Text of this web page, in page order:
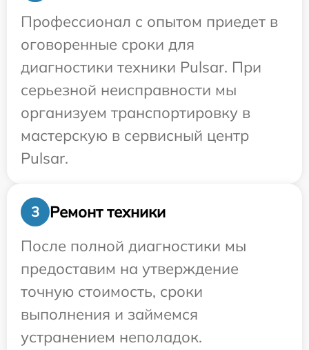
Профессионал с опытом приедет в
оговоренные сроки для
диагностики техники Pulsar. При
серьезной неисправности мы
организуем транспортировку в
мастерскую в сервисный центр
Pulsar.
3
Ремонт техники
После полной диагностики мы
предоставим на утверждение
точную стоимость, сроки
выполнения и займемся
устранением неполадок.